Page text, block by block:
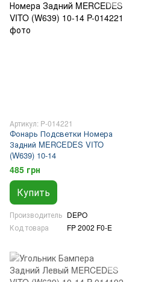
Артикул: P-014221
Фонарь Подсветки Номера
Задний MERCEDES VITO
(W639) 10-14
485 грн
Купить
Производитель DEPO
Код товара
FP 2002 F0-E